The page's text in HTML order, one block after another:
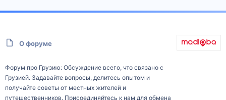
О форуме
Форум про Грузию: Обсуждение всего, что связано с
Грузией. Задавайте вопросы, делитесь опытом и
получайте советы от местных жителей и
путешественников. Присоединяйтесь к нам для обмена